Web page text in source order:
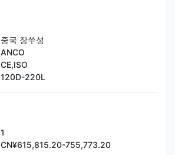
중국 장쑤성
ANCO
CE,ISO
120D-220L
1
CN¥615,815.20-755,773.20